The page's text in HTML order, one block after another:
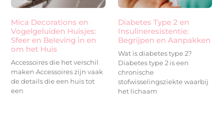
Mica Decorations en
Vogelgeluiden Huisjes:
Sfeer en Beleving in en
om het Huis
Accessoires die het verschil
maken Accessoires zijn vaak
de details die een huis tot
een
Diabetes Type 2 en
Insulineresistentie:
Begrijpen en Aanpakken
Wat is diabetes type 2?
Diabetes type 2 is een
chronische
stofwisselingsziekte waarbij
het lichaam